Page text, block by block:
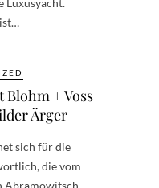
Luxusyacht.
+ Voss
Ärger
sich für die
die vom
Abramowitsch